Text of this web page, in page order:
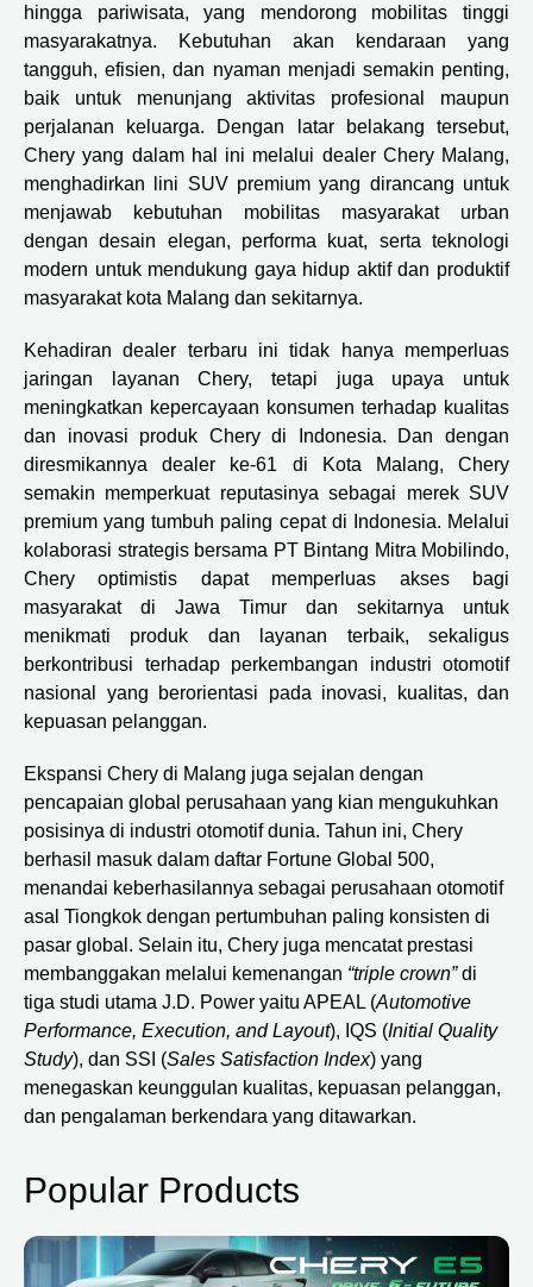
hingga pariwisata, yang mendorong mobilitas tinggi
masyarakatnya. Kebutuhan akan kendaraan yang
tangguh, efisien, dan nyaman menjadi semakin penting,
baik untuk menunjang aktivitas profesional maupun
perjalanan keluarga. Dengan latar belakang tersebut,
Chery yang dalam hal ini melalui dealer Chery Malang,
menghadirkan lini SUV premium yang dirancang untuk
menjawab kebutuhan mobilitas masyarakat urban
dengan desain elegan, performa kuat, serta teknologi
modern untuk mendukung gaya hidup aktif dan produktif
masyarakat kota Malang dan sekitarnya.
Kehadiran dealer terbaru ini tidak hanya memperluas
jaringan layanan Chery, tetapi juga upaya untuk
meningkatkan kepercayaan konsumen terhadap kualitas
dan inovasi produk Chery di Indonesia. Dan dengan
diresmikannya dealer ke-61 di Kota Malang, Chery
semakin memperkuat reputasinya sebagai merek SUV
premium yang tumbuh paling cepat di Indonesia. Melalui
kolaborasi strategis bersama PT Bintang Mitra Mobilindo,
Chery optimistis dapat memperluas akses bagi
masyarakat di Jawa Timur dan sekitarnya untuk
menikmati produk dan layanan terbaik, sekaligus
berkontribusi terhadap perkembangan industri otomotif
nasional yang berorientasi pada inovasi, kualitas, dan
kepuasan pelanggan.
Ekspansi Chery di Malang juga sejalan dengan
pencapaian global perusahaan yang kian mengukuhkan
posisinya di industri otomotif dunia. Tahun ini, Chery
berhasil masuk dalam daftar Fortune Global 500,
menandai keberhasilannya sebagai perusahaan otomotif
asal Tiongkok dengan pertumbuhan paling konsisten di
pasar global. Selain itu, Chery juga mencatat prestasi
membanggakan melalui kemenangan “triple crown”di
tiga studi utama J.D. Power yaitu APEAL (Automotive
Performance, Execution, and Layout), IQS (Initial Quality
Study), dan SSI (Sales Satisfaction Index) yang
menegaskan keunggulan kualitas, kepuasan pelanggan,
dan pengalaman berkendara yang ditawarkan.
Popular Products